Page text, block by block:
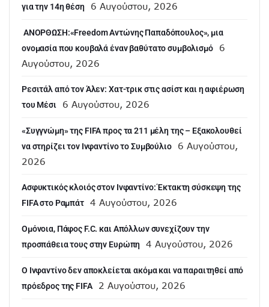
για την 14η θέση
6 Αυγούστου, 2026
ANOΡΘΩΣΗ:«Freedom Αντώνης Παπαδόπουλος», μια
ονομασία που κουβαλά έναν βαθύτατο συμβολισμό
6
Αυγούστου, 2026
Ρεσιτάλ από τον Άλεν: Χατ-τρικ στις ασίστ και η αφιέρωση
του Μέσι
6 Αυγούστου, 2026
«Συγγνώμη» της FIFA προς τα 211 μέλη της – Εξακολουθεί
να στηρίζει τον Ινφαντίνο το Συμβούλιο
6 Αυγούστου,
2026
Ασφυκτικός κλοιός στον Ινφαντίνο: Έκτακτη σύσκεψη της
FIFA στο Ραμπάτ
4 Αυγούστου, 2026
Ομόνοια, Πάφος F.C. και Απόλλων συνεχίζουν την
προσπάθεια τους στην Ευρώπη
4 Αυγούστου, 2026
Ο Ινφαντίνο δεν αποκλείεται ακόμα και να παραιτηθεί από
πρόεδρος της FIFA
2 Αυγούστου, 2026